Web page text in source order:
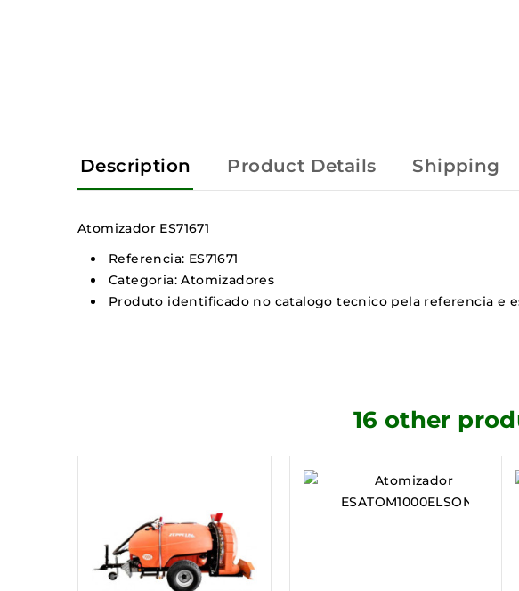
Description Product Details Shipping
Atomizador ES71671
Referencia: ES71671
Categoria: Atomizadores
Produto identificado no catalogo tecnico pela referencia e
16 other